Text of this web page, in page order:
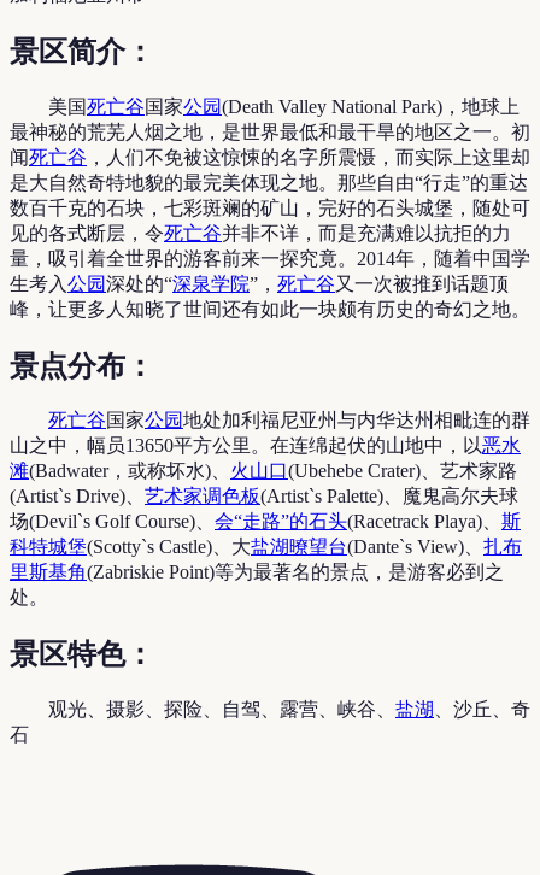
景区简介：
美国死亡谷国家公园(Death Valley National Park)，地球上
最神秘的荒芜人烟之地，是世界最低和最干旱的地区之一。初
闻死亡谷 ，人们不免被这惊悚的名字所震慑，而实际上这里却
是大自然奇特地貌的最完美体现之地。那些自由“行走”的重达
数百千克的石块，七彩斑斓的矿山，完好的石头城堡，随处可
见的各式断层，令死亡谷并非不详，而是充满难以抗拒的力
量，吸引着全世界的游客前来一探究竟。2014年，随着中国学
生考入公园深处的“深泉学院”， 死亡谷又一次被推到话题顶
峰，让更多人知晓了世间还有如此一块颇有历史的奇幻之地。
景点分布：
死亡谷国家公园地处加利福尼亚州与内华达州相毗连的群
山之中，幅员13650平方公里。在连绵起伏的山地中，以恶水
滩(Badwater，或称坏水)、 火山口(Ubehebe Crater)、艺术家路
(Artist`s Drive)、 艺术家调色板(Artist`s Palette)、魔鬼高尔夫球
场(Devil`s Golf Course)、 会“走路”的石头(Racetrack Playa)、 斯
科特城堡(Scotty`s Castle)、大盐湖暸望台(Dante`s View)、 扎布
里斯基角(Zabriskie Point)等为最著名的景点，是游客必到之
处。
景区特色：
观光、摄影、探险、自驾、露营、峡谷、 盐湖
、沙丘、奇
石